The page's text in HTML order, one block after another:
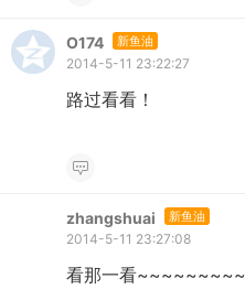
O174 新鱼油
2014-5-11 23:22:27
路过看看！
zhangshuai 新鱼油
2014-5-11 23:27:08
看那一看~~~~~~~~~